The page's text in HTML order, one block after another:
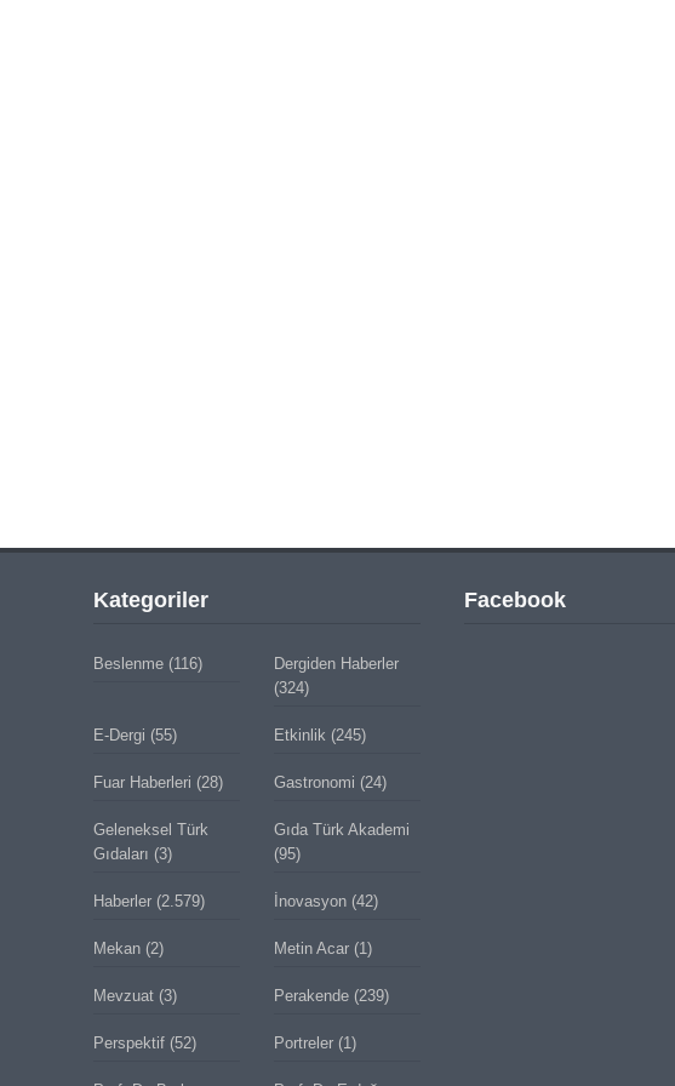
Kategoriler
Beslenme(116)
Dergiden Haberler
(324)
E-Dergi (55) Etkinlik (245)
Fuar Haberleri (28) Gastronomi (24)
Geleneksel Türk
Gıdaları (3)
Gıda Türk Akademi
(95)
Haberler(2.579) İnovasyon(42)
Mekan(2) Metin Acar(1)
Mevzuat(3) Perakende(239)
Perspektif(52) Portreler(1)
Facebook